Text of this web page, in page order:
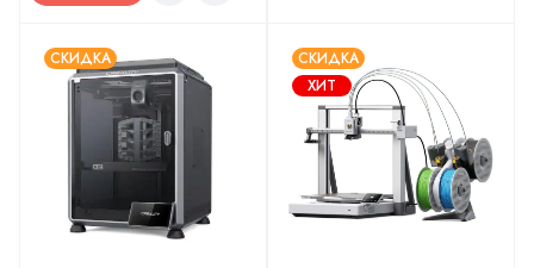
СКИДКА
СКИДКА
ХИТ